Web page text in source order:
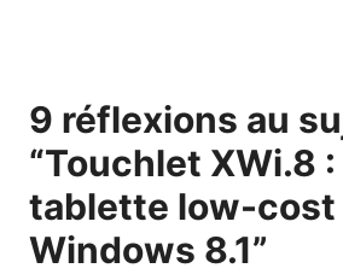
9 réflexions au
“Touchlet XWi.8
tablette low-cost
Windows 8.1”